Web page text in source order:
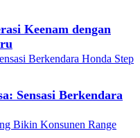
Keenam dengan
Sensasi Berkendara